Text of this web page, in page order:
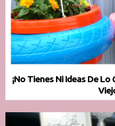
¡No Tienes Ni Ideas De